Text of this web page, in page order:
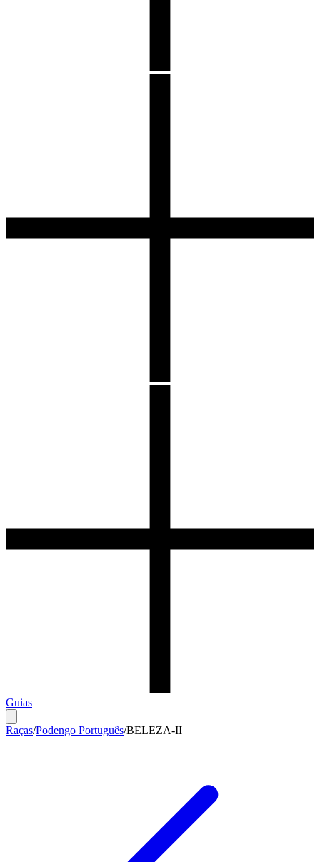
Guias
Raças/Podengo Português/BELEZA-II